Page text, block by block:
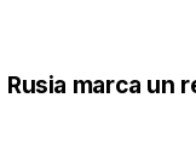
Rusia marca un